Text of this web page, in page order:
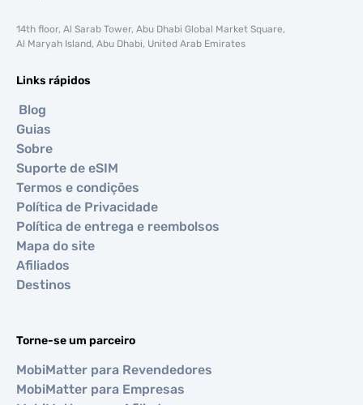
14th floor, Al Sarab Tower, Abu Dhabi Global Market Square,
Al Maryah Island, Abu Dhabi, United Arab Emirates
Links rápidos
Blog
Guias
Sobre
Suporte de eSIM
Termos e condições
Política de Privacidade
Política de entrega e reembolsos
Mapa do site
Afiliados
Destinos
Torne-se um parceiro
MobiMatter para Revendedores
MobiMatter para Empresas